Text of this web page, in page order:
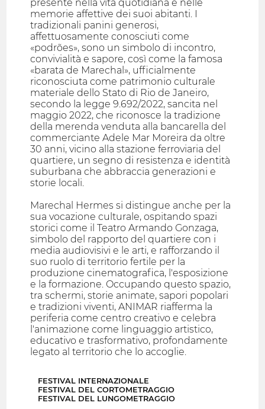
presente nella vita quotidiana e nelle
memorie affettive dei suoi abitanti. I
tradizionali panini generosi,
affettuosamente conosciuti come
«podrões», sono un simbolo di incontro,
convivialità e sapore, così come la famosa
«barata de Marechal», ufficialmente
riconosciuta come patrimonio culturale
materiale dello Stato di Rio de Janeiro,
secondo la legge 9.692/2022, sancita nel
maggio 2022, che riconosce la tradizione
della merenda venduta alla bancarella del
commerciante Adele Mar Moreira da oltre
30 anni, vicino alla stazione ferroviaria del
quartiere, un segno di resistenza e identità
suburbana che abbraccia generazioni e
storie locali.
Marechal Hermes si distingue anche per la
sua vocazione culturale, ospitando spazi
storici come il Teatro Armando Gonzaga,
simbolo del rapporto del quartiere con i
media audiovisivi e le arti, e rafforzando il
suo ruolo di territorio fertile per la
produzione cinematografica, l'esposizione
e la formazione. Occupando questo spazio,
tra schermi, storie animate, sapori popolari
e tradizioni viventi, ANIMAR riafferma la
periferia come centro creativo e celebra
l'animazione come linguaggio artistico,
educativo e trasformativo, profondamente
legato al territorio che lo accoglie.
FESTIVAL INTERNAZIONALE
FESTIVAL DEL CORTOMETRAGGIO
FESTIVAL DEL LUNGOMETRAGGIO